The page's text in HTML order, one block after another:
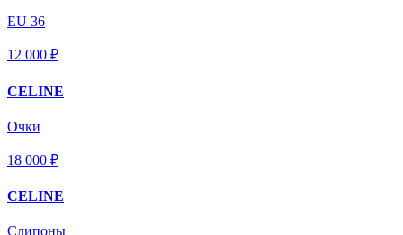
EU 36
12 000 ₽
CELINE
Очки
18 000 ₽
CELINE
Слипоны